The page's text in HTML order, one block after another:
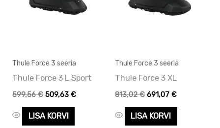
Thule Force 3 seeria
Thule Force 3 L Sport
599,56€ 509,63€
LISA KORVI
Thule Force 3 seeria
Thule Force 3 XL
813,02€ 691,07 €
LISA KORVI